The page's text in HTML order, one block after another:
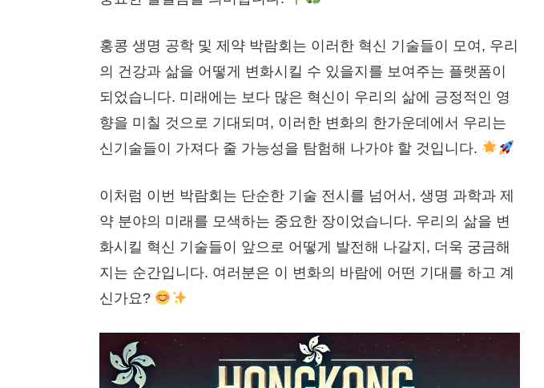
홍콩 생명 공학 및 제약 박람회는 이러한 혁신 기술들이 모여, 우리
의 건강과 삶을 어떻게 변화시킬 수 있을지를 보여주는 플랫폼이
되었습니다. 미래에는 보다 많은 혁신이 우리의 삶에 긍정적인 영
향을 미칠 것으로 기대되며, 이러한 변화의 한가운데에서 우리는
신기술들이 가져다 줄 가능성을 탐험해 나가야 할 것입니다.
이처럼 이번 박람회는 단순한 기술 전시를 넘어서, 생명 과학과 제
약 분야의 미래를 모색하는 중요한 장이었습니다. 우리의 삶을 변
화시킬 혁신 기술들이 앞으로 어떻게 발전해 나갈지, 더욱 궁금해
지는 순간입니다. 여러분은 이 변화의 바람에 어떤 기대를 하고 계
신가요?